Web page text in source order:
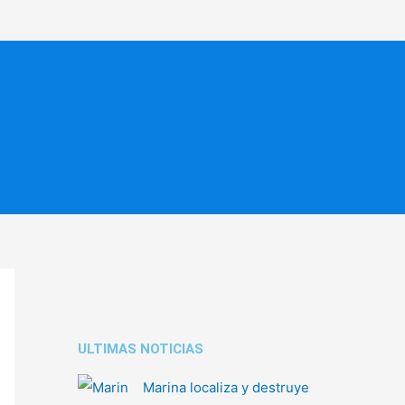
ULTIMAS NOTICIAS
Marina localiza y destruye